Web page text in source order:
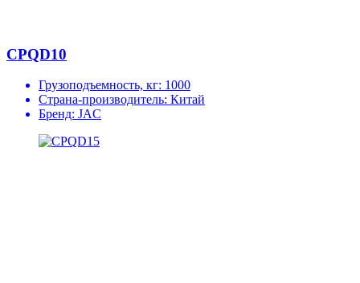
CPQD10
Грузоподъемность, кг: 1000
Страна-производитель: Китай
Бренд: JAC